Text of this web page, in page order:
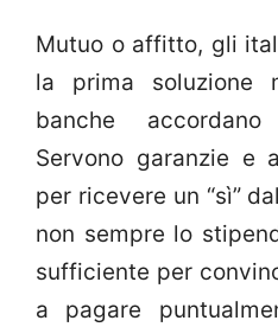
Mutuo o affitto, gli
la prima soluzione
banche
Servono garanzie e
per ricevere un “sì”
non sempre lo
sufficiente per
a pagare